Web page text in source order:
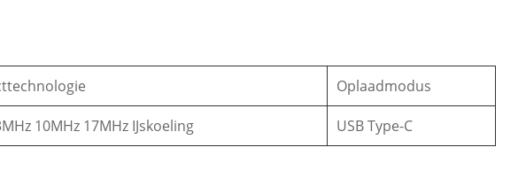
Oplaadmodus
10MHz 17MHz IJskoeling USB Type-C